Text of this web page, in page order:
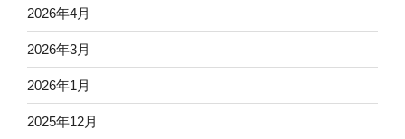
2026年4月
2026年3月
2026年1月
2025年12月